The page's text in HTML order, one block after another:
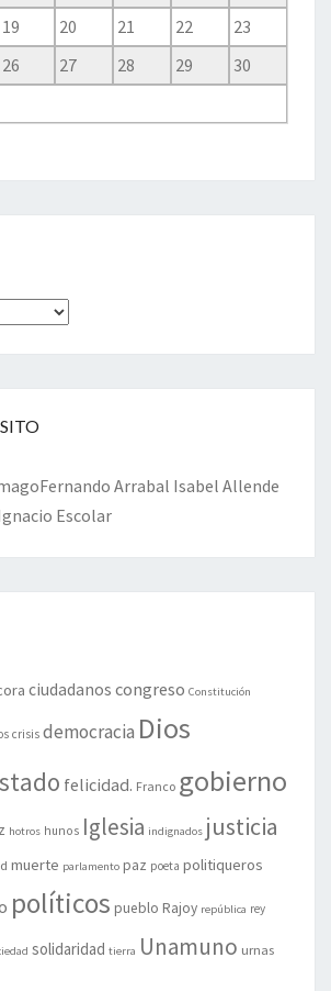
19 20 21 22
23
26 27 28 29
30
Fernando Arrabal Isabel Allende
Escolar
ciudadanos congreso Constitución
crisis democracia Dios
felicidad. Franco gobierno
hotros hunos Iglesia indignados justicia
muerte parlamento paz poeta politiqueros
políticos pueblo Rajoy república rey
solidaridad tierra Unamuno urnas